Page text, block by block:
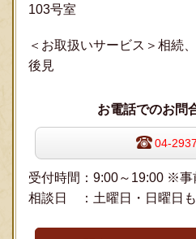
103号室
＜お取扱いサービス＞相続
後見
お電話でのお問
04-
受付時間：9:00～19:00 ※事
相談日 ：土曜日・日曜日